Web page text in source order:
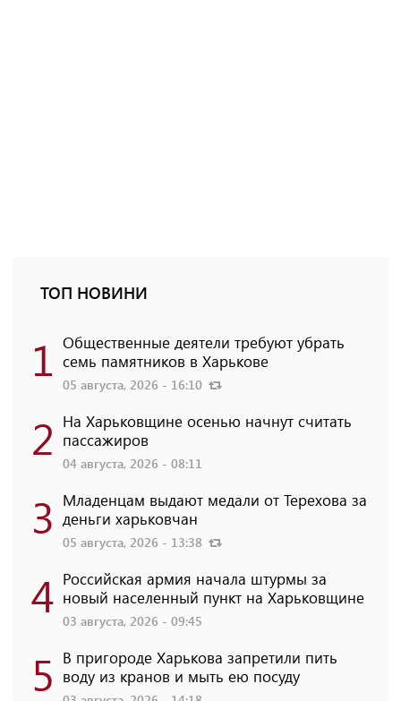
ТОП НОВИНИ
1 Общественные деятели требуют убрать
семь памятников в Харькове
05 августа, 2026 - 16:10
2 На Харьковщине осенью начнут считать
пассажиров
04 августа, 2026 - 08:11
3 Младенцам выдают медали от Терехова за
деньги харьковчан
05 августа, 2026 - 13:38
4 Российская армия начала штурмы за
новый населенный пункт на Харьковщине
03 августа, 2026 - 09:45
5 В пригороде Харькова запретили пить
воду из кранов и мыть ею посуду